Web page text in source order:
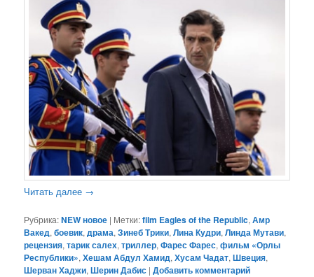
Читать далее →
Рубрика:NEW новое | Метки:film Eagles of the Republic,Амр
Вакед,боевик,драма,Зинеб Трики,Лина Кудри,Линда Мутави,
рецензия,тарик салех,триллер,Фарес Фарес,фильм «Орлы
Республики»,Хешам Абдул Хамид,Хусам Чадат,Швеция,
Шерван Хаджи,Шерин Дабис |Добавить комментарий